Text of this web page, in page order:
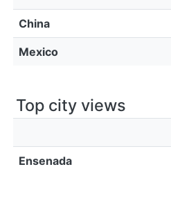
China
Mexico
Top city views
Ensenada